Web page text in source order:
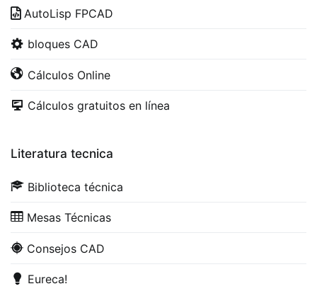
AutoLisp FPCAD
bloques CAD
Cálculos Online
Cálculos gratuitos en línea
Literatura tecnica
Biblioteca técnica
Mesas Técnicas
Consejos CAD
Eureca!